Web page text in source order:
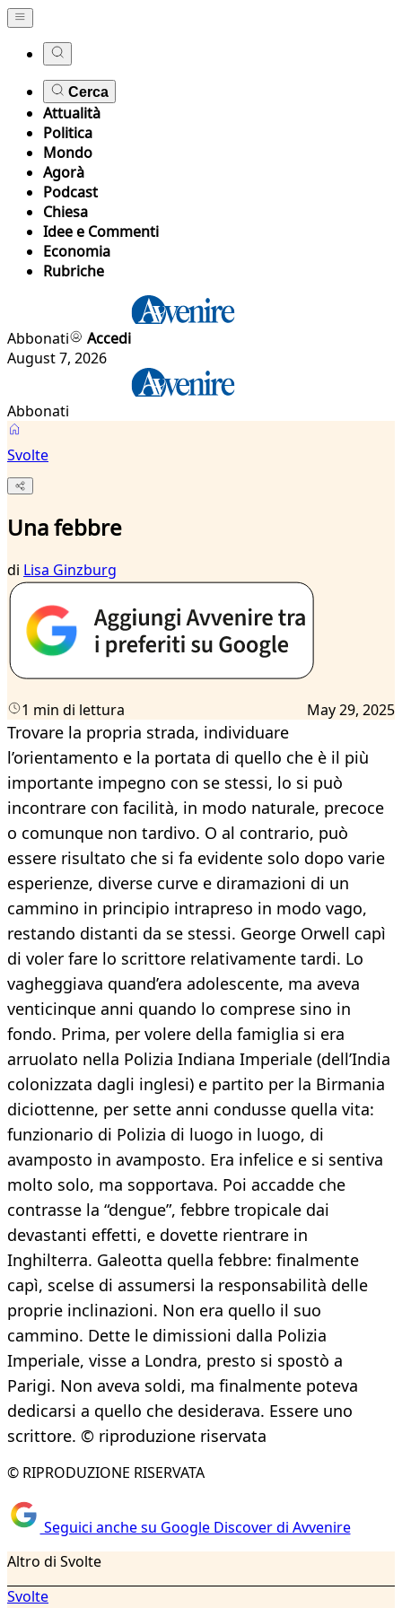
Cerca
Attualità
Politica
Mondo
Agorà
Podcast
Chiesa
Idee e Commenti
Economia
Rubriche
Abbonati
Accedi
August 7, 2026
Abbonati
Svolte
Una febbre
di Lisa Ginzburg
1 min di lettura May 29, 2025
Trovare la propria strada, individuare
l’orientamento e la portata di quello che è il più
importante impegno con se stessi, lo si può
incontrare con facilità, in modo naturale, precoce
o comunque non tardivo. O al contrario, può
essere risultato che si fa evidente solo dopo varie
esperienze, diverse curve e diramazioni di un
cammino in principio intrapreso in modo vago,
restando distanti da se stessi. George Orwell capì
di voler fare lo scrittore relativamente tardi. Lo
vagheggiava quand’era adolescente, ma aveva
venticinque anni quando lo comprese sino in
fondo. Prima, per volere della famiglia si era
arruolato nella Polizia Indiana Imperiale (dell’India
colonizzata dagli inglesi) e partito per la Birmania
diciottenne, per sette anni condusse quella vita:
funzionario di Polizia di luogo in luogo, di
avamposto in avamposto. Era infelice e si sentiva
molto solo, ma sopportava. Poi accadde che
contrasse la “dengue”, febbre tropicale dai
devastanti effetti, e dovette rientrare in
Inghilterra. Galeotta quella febbre: finalmente
capì, scelse di assumersi la responsabilità delle
proprie inclinazioni. Non era quello il suo
cammino. Dette le dimissioni dalla Polizia
Imperiale, visse a Londra, presto si spostò a
Parigi. Non aveva soldi, ma finalmente poteva
dedicarsi a quello che desiderava. Essere uno
scrittore. © riproduzione riservata
© RIPRODUZIONE RISERVATA
Seguici anche su Google Discover di Avvenire
Altro di Svolte
Svolte